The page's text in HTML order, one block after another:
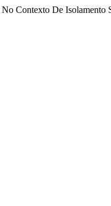
Contexto De Isolamento